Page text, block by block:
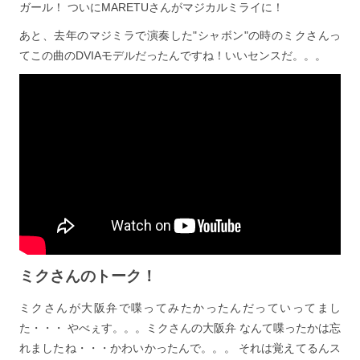
ガール！ ついにMARETUさんがマジカルミライに！
あと、去年のマジミラで演奏した"シャボン"の時のミクさんっ
てこの曲のDVIAモデルだったんですね！いいセンスだ。。。
ミクさんのトーク！
ミクさんが大阪弁で喋ってみたかったんだっていってまし
た・・・ やべぇす。。。ミクさんの大阪弁 なんて喋ったかは忘
れましたね・・・かわいかったんで。。。 それは覚えてるんス